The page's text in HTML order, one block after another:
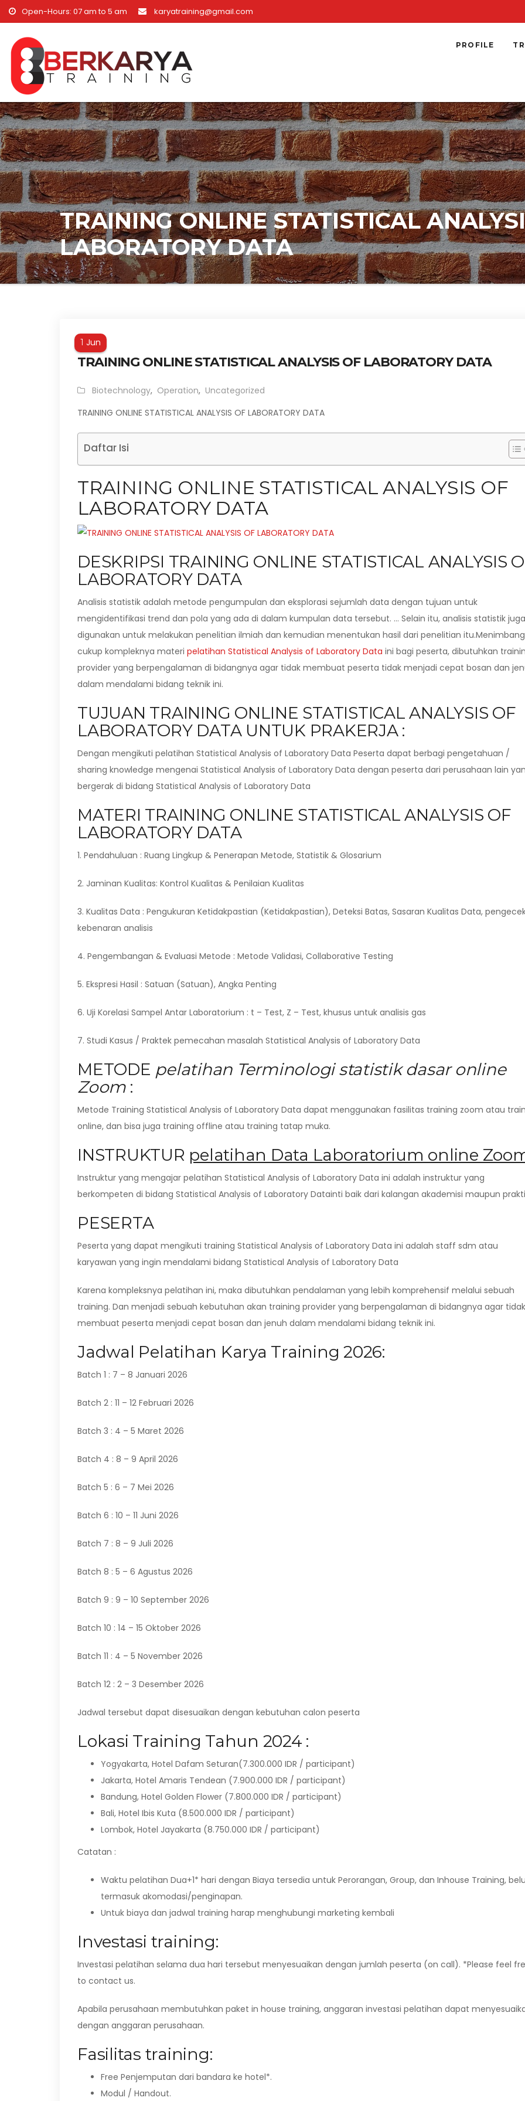
Skip to content
Open-Hours: 07 am to 5 am karyatraining@gmail.com
PROFILE
TRAINING ONLINE STATISTICAL
LABORATORY DATA
1 Jun
TRAINING ONLINE STATISTICAL ANALYSIS OF LABORATORY DATA
Biotechnology, Operation, Uncategorized
TRAINING ONLINE STATISTICAL ANALYSIS OF LABORATORY DATA
Daftar Isi
TRAINING ONLINE STATISTICAL ANALYSIS OF
LABORATORY DATA
DESKRIPSI TRAINING ONLINE STATISTICAL ANALYSIS
LABORATORY DATA
Analisis statistik adalah metode pengumpulan dan eksplorasi sejumlah data dengan tujuan untuk
mengidentifikasi trend dan pola yang ada di dalam kumpulan data tersebut. … Selain itu, analisis statistik juga
digunakan untuk melakukan penelitian ilmiah dan kemudian menentukan hasil dari penelitian itu.Menimbang
cukup kompleknya materi pelatihan Statistical Analysis of Laboratory Data ini bagi peserta, dibutuhkan
provider yang berpengalaman di bidangnya agar tidak membuat peserta tidak menjadi cepat bosan dan
dalam mendalami bidang teknik ini.
TUJUAN TRAINING ONLINE STATISTICAL ANALYSIS OF
LABORATORY DATA UNTUK PRAKERJA :
Dengan mengikuti pelatihan Statistical Analysis of Laboratory Data Peserta dapat berbagi pengetahuan /
sharing knowledge mengenai Statistical Analysis of Laboratory Data dengan peserta dari perusahaan lain
bergerak di bidang Statistical Analysis of Laboratory Data
MATERI TRAINING ONLINE STATISTICAL ANALYSIS OF
LABORATORY DATA
1. Pendahuluan : Ruang Lingkup & Penerapan Metode, Statistik & Glosarium
2. Jaminan Kualitas: Kontrol Kualitas & Penilaian Kualitas
3. Kualitas Data : Pengukuran Ketidakpastian (Ketidakpastian), Deteksi Batas, Sasaran Kualitas Data,
kebenaran analisis
4. Pengembangan & Evaluasi Metode : Metode Validasi, Collaborative Testing
5. Ekspresi Hasil : Satuan (Satuan), Angka Penting
6. Uji Korelasi Sampel Antar Laboratorium : t – Test, Z – Test, khusus untuk analisis gas
7. Studi Kasus / Praktek pemecahan masalah Statistical Analysis of Laboratory Data
METODE pelatihan Terminologi statistik dasar online
Zoom :
Metode Training Statistical Analysis of Laboratory Data dapat menggunakan fasilitas training zoom atau
online, dan bisa juga training offline atau training tatap muka.
INSTRUKTUR pelatihan Data Laboratorium online
Instruktur yang mengajar pelatihan Statistical Analysis of Laboratory Data ini adalah instruktur yang
berkompeten di bidang Statistical Analysis of Laboratory Datainti baik dari kalangan akademisi maupun
PESERTA
Peserta yang dapat mengikuti training Statistical Analysis of Laboratory Data ini adalah staff sdm atau
karyawan yang ingin mendalami bidang Statistical Analysis of Laboratory Data
Karena kompleksnya pelatihan ini, maka dibutuhkan pendalaman yang lebih komprehensif melalui sebuah
training. Dan menjadi sebuah kebutuhan akan training provider yang berpengalaman di bidangnya agar tidak
membuat peserta menjadi cepat bosan dan jenuh dalam mendalami bidang teknik ini.
Jadwal Pelatihan Karya Training 2026:
Batch 1 : 7 – 8 Januari 2026
Batch 2 : 11 – 12 Februari 2026
Batch 3 : 4 – 5 Maret 2026
Batch 4 : 8 – 9 April 2026
Batch 5 : 6 – 7 Mei 2026
Batch 6 : 10 – 11 Juni 2026
Batch 7 : 8 – 9 Juli 2026
Batch 8 : 5 – 6 Agustus 2026
Batch 9 : 9 – 10 September 2026
Batch 10 : 14 – 15 Oktober 2026
Batch 11 : 4 – 5 November 2026
Batch 12 : 2 – 3 Desember 2026
Jadwal tersebut dapat disesuaikan dengan kebutuhan calon peserta
Lokasi Training Tahun 2024 :
Yogyakarta, Hotel Dafam Seturan(7.300.000 IDR / participant)
Jakarta, Hotel Amaris Tendean (7.900.000 IDR / participant)
Bandung, Hotel Golden Flower (7.800.000 IDR / participant)
Bali, Hotel Ibis Kuta (8.500.000 IDR / participant)
Lombok, Hotel Jayakarta (8.750.000 IDR / participant)
Catatan :
Waktu pelatihan Dua+1* hari dengan Biaya tersedia untuk Perorangan, Group, dan Inhouse Training,
termasuk akomodasi/penginapan.
Untuk biaya dan jadwal training harap menghubungi marketing kembali
Investasi training:
Investasi pelatihan selama dua hari tersebut menyesuaikan dengan jumlah peserta (on call). *Please feel
to contact us.
Apabila perusahaan membutuhkan paket in house training, anggaran investasi pelatihan dapat
dengan anggaran perusahaan.
Fasilitas training:
Free Penjemputan dari bandara ke hotel*.
Modul / Handout.